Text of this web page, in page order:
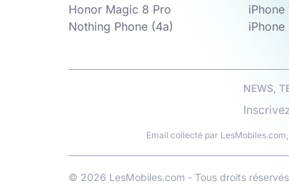
Honor Magic 8 Pro
Nothing Phone (4a)
iPhone
iPhone
NEWS,
Email collecté par
© 2026 LesMobiles.com - Tous droits